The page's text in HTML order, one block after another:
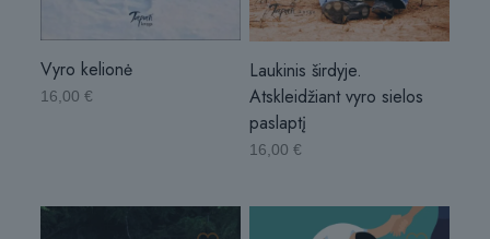
Vyro kelionė
16,00 €
Laukinis širdyje.
Atskleidžiant vyro sielos
paslaptį
16,00 €